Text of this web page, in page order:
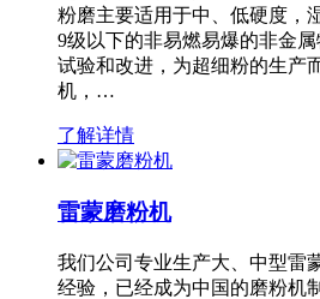
粉磨主要适用于中、低硬度，
9级以下的非易燃易爆的非金
试验和改进，为超细粉的生产
机，…
了解详情
雷蒙磨粉机
我们公司专业生产大、中型雷
经验，已经成为中国的磨粉机